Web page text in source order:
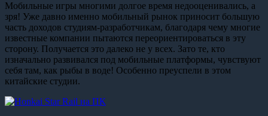
Мобильные игры многими долгое время недооценивались, а
зря! Уже давно именно мобильный рынок приносит большую
часть доходов студиям-разработчикам, благодаря чему многие
известные компании пытаются переориентироваться в эту
сторону. Получается это далеко не у всех. Зато те, кто
изначально развивался под мобильные платформы, чувствуют
себя там, как рыбы в воде! Особенно преуспели в этом
китайские студии.